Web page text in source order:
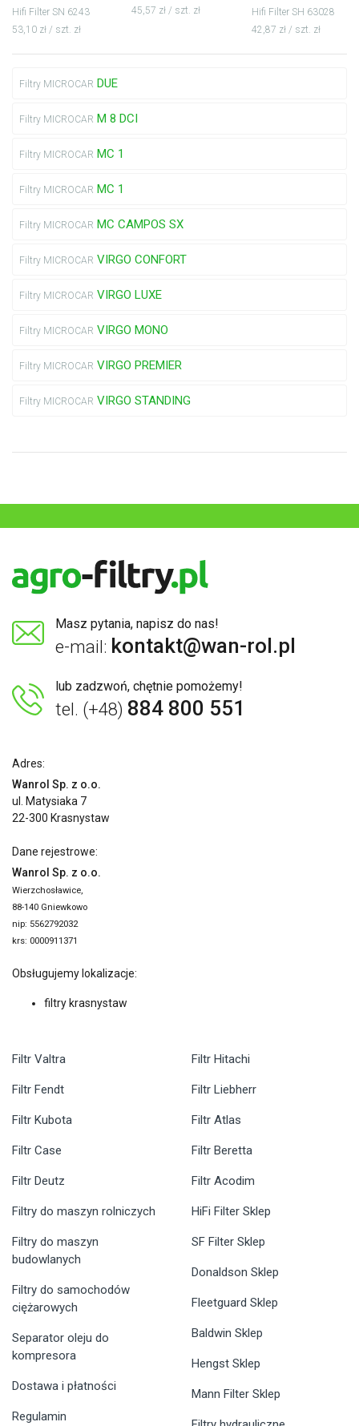
Hifi Filter SN 6243
53,10 zł / szt. zł
45,57 zł / szt. zł
Hifi Filter SH 63028
42,87 zł / szt. zł
Filtry MICROCAR DUE
Filtry MICROCAR M 8 DCI
Filtry MICROCAR MC 1
Filtry MICROCAR MC 1
Filtry MICROCAR MC CAMPOS SX
Filtry MICROCAR VIRGO CONFORT
Filtry MICROCAR VIRGO LUXE
Filtry MICROCAR VIRGO MONO
Filtry MICROCAR VIRGO PREMIER
Filtry MICROCAR VIRGO STANDING
Masz pytania, napisz do nas!
e-mail: kontakt@wan-rol.pl
lub zadzwoń, chętnie pomożemy!
tel. (+48) 884 800 551
Adres:
Wanrol Sp. z o.o.
ul. Matysiaka 7
22-300 Krasnystaw
Dane rejestrowe:
Wanrol Sp. z o.o.
Wierzchosławice,
88-140 Gniewkowo
nip: 5562792032
krs: 0000911371
Obsługujemy lokalizacje:
filtry krasnystaw
Filtr Valtra
Filtr Fendt
Filtr Kubota
Filtr Case
Filtr Deutz
Filtr Hitachi
Filtr Liebherr
Filtr Atlas
Filtr Beretta
Filtr Acodim
Filtry do maszyn rolniczych
Filtry do maszyn
budowlanych
Filtry do samochodów
ciężarowych
Separator oleju do
kompresora
Dostawa i płatności
Regulamin
HiFi Filter Sklep
SF Filter Sklep
Donaldson Sklep
Fleetguard Sklep
Baldwin Sklep
Hengst Sklep
Mann Filter Sklep